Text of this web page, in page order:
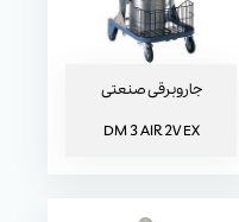
جاروبرقی صنعتی
DM 3 AIR 2V EX
جاروبرقی صنعتی Zefiro 101